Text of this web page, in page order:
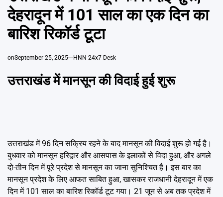
देहरादून में 101 साल का एक दिन का
बारिश रिकॉर्ड टूटा
onSeptember 25, 2025 HNN 24x7 Desk
उत्तराखंड में मानसून की विदाई हुई शुरू
उत्तराखंड में 96 दिन सक्रिय रहने के बाद मानसून की विदाई शुरू हो गई है।
बुधवार को मानसून हरिद्वार और आसपास के इलाकों से विदा हुआ, और अगले
दो-तीन दिन में पूरे प्रदेश से मानसून का जाना सुनिश्चित है। इस बार का
मानसून प्रदेश के लिए आफत साबित हुआ, खासकर राजधानी देहरादून में एक
दिन में 101 साल का बारिश रिकॉर्ड टूट गया। 21 जून से अब तक प्रदेश में